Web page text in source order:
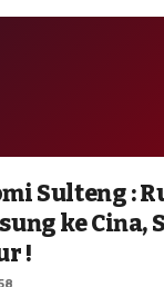
Sulteng :
ke Cina,
!